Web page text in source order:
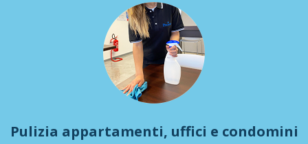
Pulizia appartamenti, uffici e condomini